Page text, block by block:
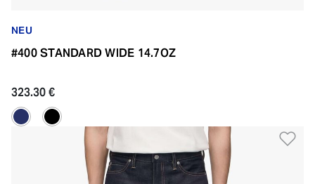
NEU
#400 STANDARD WIDE 14.7OZ
323.30 €